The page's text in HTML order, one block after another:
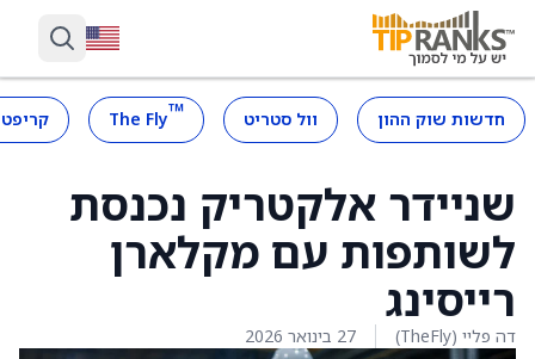
חדשות שוק ההון וול סטריט ™
The Fly
שניידר אלקטריק נכנסת
לשותפות עם מקלארן
רייסינג
דה פליי (TheFly) 27 בינואר 2026